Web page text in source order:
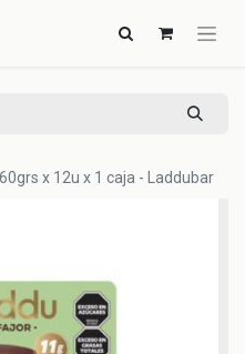
x 12u x 1 caja - Laddubar